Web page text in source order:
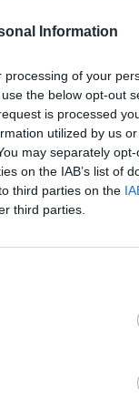
Information
of your
the below opt-out
is processed
utilized by us
may separately
on the IAB’s list of
third parties on the
third parties.
olisi
on vain
kun vain
Tämä